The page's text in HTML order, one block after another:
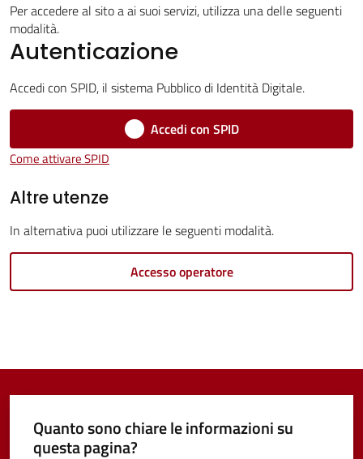
Novità
Menu selezionato
Servizi
Vivere
Castel
Guelfo
Servizi
Per accedere al sito a ai suoi servizi, utilizza una delle seguenti
modalità.
Autenticazione
Accedi con SPID, il sistema Pubblico di Identità Digitale.
Accedi con SPID
Come attivare SPID
Altre utenze
In alternativa puoi utilizzare le seguenti modalità.
Accesso operatore
Quanto sono chiare le informazioni su
questa pagina?